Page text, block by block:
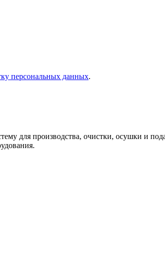
персональных данных.
для производства, очистки, осушки и